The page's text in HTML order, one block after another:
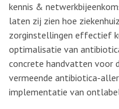
kennis &
laten zij zien hoe
zorginstellingen effectief
optimalisatie van
concrete handvatten voor
vermeende antibiotica-
implementatie van